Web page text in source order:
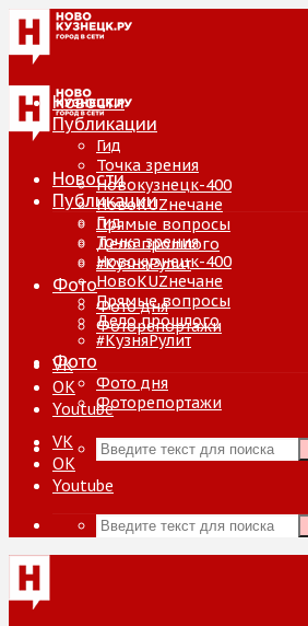
Новости
Публикации
Гид
Точка зрения
Новокузнецк-400
НовоKUZнечане
Прямые вопросы
Дело прошлого
#КузняРулит
Фото
Фото дня
Фоторепортажи
VK
ОК
Youtube
Новости
Публикации
Гид
Точка зрения
Новокузнецк-400
НовоKUZнечане
Прямые вопросы
Дело прошлого
#КузняРулит
Фото
Фото дня
Фоторепортажи
VK
ОК
Youtube